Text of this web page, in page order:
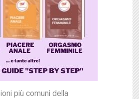
più comuni della